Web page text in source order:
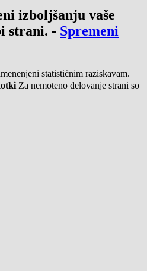
izboljšanju vaše
strani. - Spremeni
statističnim raziskavam.
Za nemoteno delovanje strani so